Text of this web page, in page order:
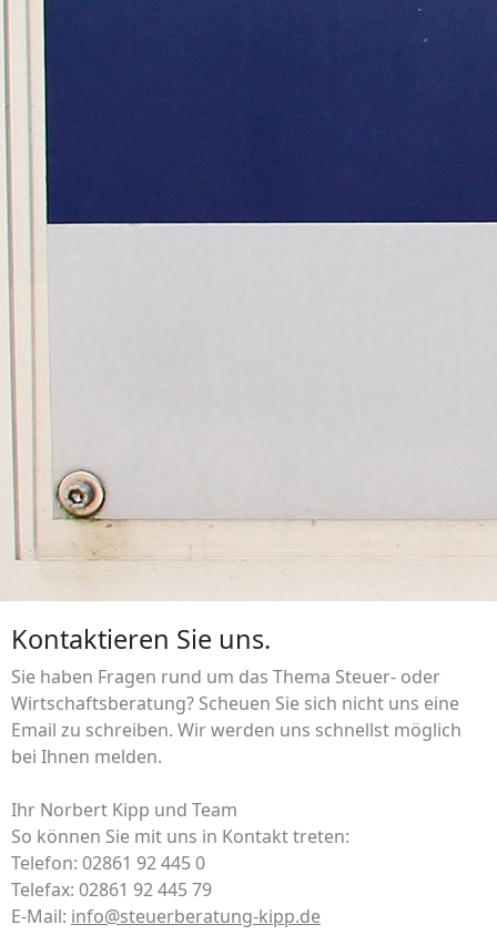
Kontaktieren Sie uns.
Sie haben Fragen rund um das Thema Steuer- oder
Wirtschaftsberatung? Scheuen Sie sich nicht uns eine
Email zu schreiben. Wir werden uns schnellst möglich
bei Ihnen melden.
Ihr Norbert Kipp und Team
So können Sie mit uns in Kontakt treten:
Telefon: 02861 92 445 0
Telefax: 02861 92 445 79
E-Mail: info@steuerberatung-kipp.de